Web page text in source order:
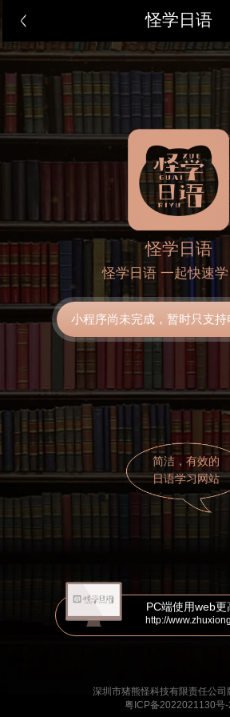
怪学日语
怪学日语
怪学日语 一起快速
小程序尚未完成，暂时只支持
简洁，有效的
日语学习网站
PC端使用web更
http://
深圳市猪熊怪科技有限责任公司
粤ICP备2022021130号-